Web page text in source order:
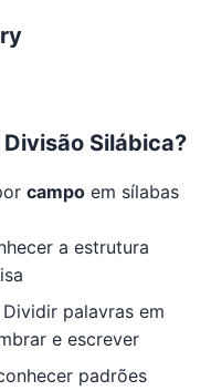
Silábica?
campo em sílabas
a estrutura
palavras em
e escrever
padrões